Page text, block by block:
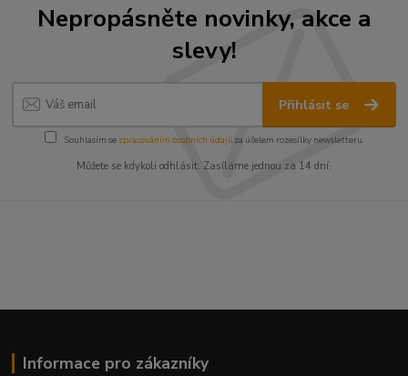
Nepropásněte novinky, akce a
slevy!
Přihlásit se
Souhlasím se zpracováním osobních údajůza účelem rozesílky newsletteru.
Můžete se kdykoli odhlásit. Zasíláme jednou za 14 dní.
Informace pro zákazníky